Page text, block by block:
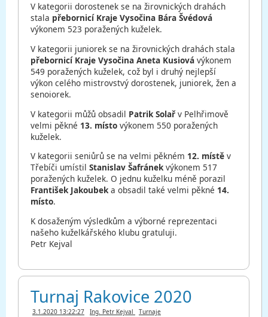
V kategorii dorostenek se na žirovnických drahách
stala přebornicí Kraje Vysočina Bára Švédová
výkonem 523 poražených kuželek.
V kategorii juniorek se na žirovnických drahách stala
přebornicí Kraje Vysočina Aneta Kusiová výkonem
549 poražených kuželek, což byl i druhý nejlepší
výkon celého mistrovstvý dorostenek, juniorek, žen a
senoiorek.
V kategorii můžů obsadil Patrik Solařv Pelhřimově
velmi pěkné 13. místo výkonem 550 poražených
kuželek.
V kategorii seniůrů se na velmi pěkném 12. místě v
Třebíči umístil Stanislav Šafránekvýkonem 517
poražených kuželek. O jednu kuželku méně porazil
František Jakoubeka obsadil také velmi pěkné 14.
místo.
K dosaženým výsledkům a výborné reprezentaci
našeho kuželkářského klubu gratuluji.
Petr Kejval
Turnaj Rakovice 2020
3.1.2020 13:22:27 Ing. Petr Kejval Turnaje